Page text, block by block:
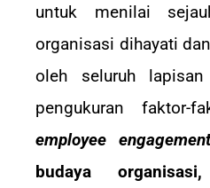
untuk menilai
organisasi dihayati
oleh seluruh
pengukuran faktor-
employee engagement
budaya